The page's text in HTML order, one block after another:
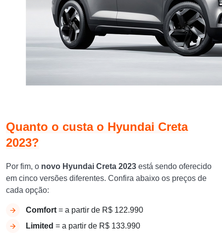
Quanto o custa o Hyundai Creta
2023?
Por fim, o novo Hyundai Creta 2023 está sendo oferecido
em cinco versões diferentes. Confira abaixo os preços de
cada opção:
Comfort = a partir de R$ 122.990
Limited = a partir de R$ 133.990